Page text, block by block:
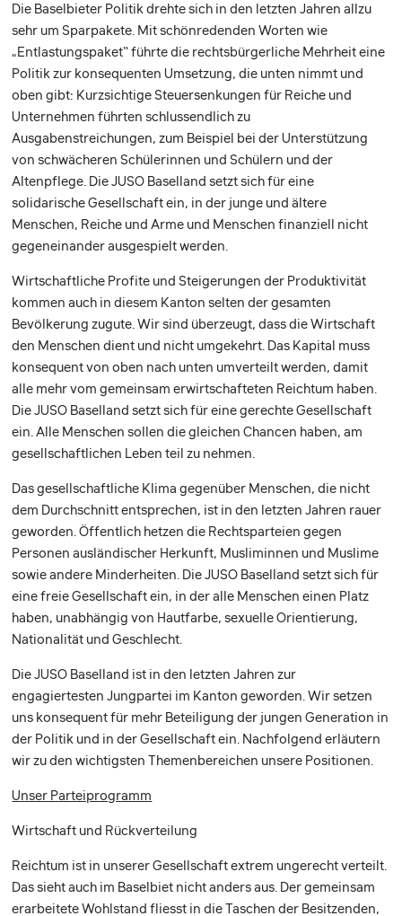
Die Baselbieter Politik drehte sich in den letzten Jahren allzu
sehr um Sparpakete. Mit schönredenden Worten wie
„Entlastungspaket“ führte die rechtsbürgerliche Mehrheit eine
Politik zur konsequenten Umsetzung, die unten nimmt und
oben gibt: Kurzsichtige Steuersenkungen für Reiche und
Unternehmen führten schlussendlich zu
Ausgabenstreichungen, zum Beispiel bei der Unterstützung
von schwächeren Schülerinnen und Schülern und der
Altenpflege. Die JUSO Baselland setzt sich für eine
solidarische Gesellschaft ein, in der junge und ältere
Menschen, Reiche und Arme und Menschen finanziell nicht
gegeneinander ausgespielt werden.
Wirtschaftliche Profite und Steigerungen der Produktivität
kommen auch in diesem Kanton selten der gesamten
Bevölkerung zugute. Wir sind überzeugt, dass die Wirtschaft
den Menschen dient und nicht umgekehrt. Das Kapital muss
konsequent von oben nach unten umverteilt werden, damit
alle mehr vom gemeinsam erwirtschafteten Reichtum haben.
Die JUSO Baselland setzt sich für eine gerechte Gesellschaft
ein. Alle Menschen sollen die gleichen Chancen haben, am
gesellschaftlichen Leben teil zu nehmen.
Das gesellschaftliche Klima gegenüber Menschen, die nicht
dem Durchschnitt entsprechen, ist in den letzten Jahren rauer
geworden. Öffentlich hetzen die Rechtsparteien gegen
Personen ausländischer Herkunft, Musliminnen und Muslime
sowie andere Minderheiten. Die JUSO Baselland setzt sich für
eine freie Gesellschaft ein, in der alle Menschen einen Platz
haben, unabhängig von Hautfarbe, sexuelle Orientierung,
Nationalität und Geschlecht.
Die JUSO Baselland ist in den letzten Jahren zur
engagiertesten Jungpartei im Kanton geworden. Wir setzen
uns konsequent für mehr Beteiligung der jungen Generation in
der Politik und in der Gesellschaft ein. Nachfolgend erläutern
wir zu den wichtigsten Themenbereichen unsere Positionen.
Unser Parteiprogramm
Wirtschaft und Rückverteilung
Reichtum ist in unserer Gesellschaft extrem ungerecht verteilt.
Das sieht auch im Baselbiet nicht anders aus. Der gemeinsam
erarbeitete Wohlstand fliesst in die Taschen der Besitzenden,